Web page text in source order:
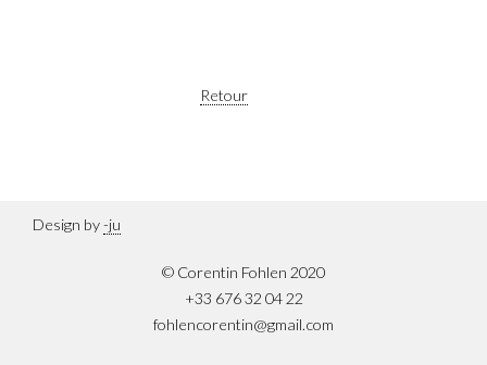
Retour
Design by-ju
© Corentin Fohlen 2020
+33 676 32 04 22
fohlencorentin@gmail.com